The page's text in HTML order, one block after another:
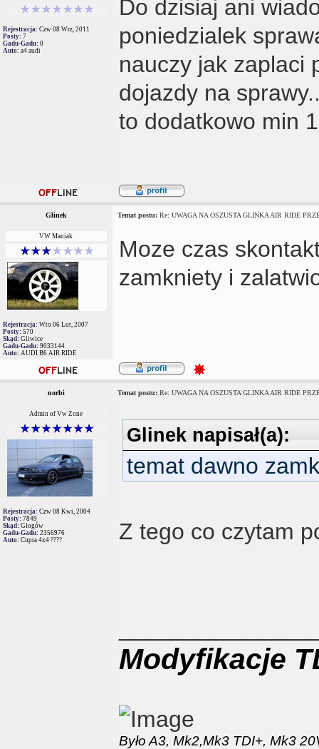
Rejestracja: Czw 08 Wrz, 2011
Posty: 7
Gadu-Gadu: 0
Auto: a4 audi
Do dzisiaj ani
poniedzialek
nauczy jak zaplaci
dojazdy na
to dodatkowo min
Glinek Temat postu: Re: UWAGA NA OSZUSTA GLINKA AIR RIDE
VW Maniak
Rejestracja: Wto 06 Lut, 2007
Posty: 570
Skąd: Gliwice
Gadu-Gadu: 9033144
Auto: AUDI B6 AIR RIDE
Moze czas
zamkniety i
norbi Temat postu: Re: UWAGA NA OSZUSTA GLINKA AIR RIDE
Admin of Vw Zone
Rejestracja: Czw 08 Kwi, 2004
Posty: 7849
Skąd: Głogów
Gadu-Gadu: 2356976
Auto: Cupra 4x4 ????
Glinek napisał(a):
temat dawno
Z tego co czytam
Modyfikacje
Było A3, Mk2,Mk3 TDI+, Mk3